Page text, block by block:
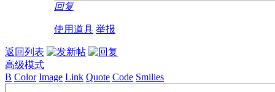
回复
使用道具 举报
返回列表
高级模式
B Color Image Link Quote Code Smilies